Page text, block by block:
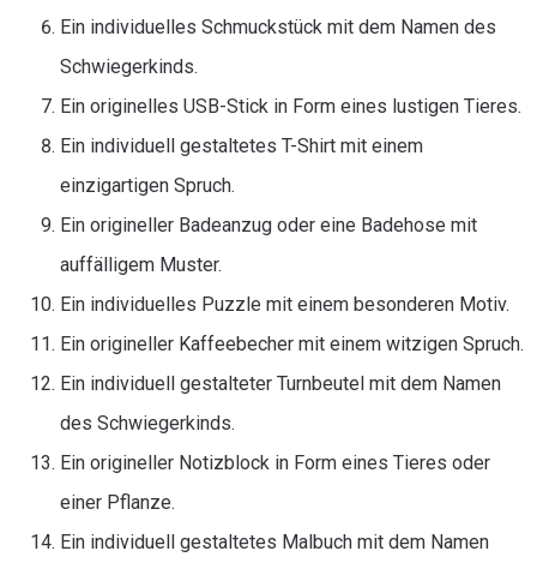
Ein individuelles Schmuckstück mit dem Namen des
Schwiegerkinds.
Ein originelles USB-Stick in Form eines lustigen Tieres.
Ein individuell gestaltetes T-Shirt mit einem
einzigartigen Spruch.
Ein origineller Badeanzug oder eine Badehose mit
auffälligem Muster.
Ein individuelles Puzzle mit einem besonderen Motiv.
Ein origineller Kaffeebecher mit einem witzigen Spruch.
Ein individuell gestalteter Turnbeutel mit dem Namen
des Schwiegerkinds.
Ein origineller Notizblock in Form eines Tieres oder
einer Pflanze.
Ein individuell gestaltetes Malbuch mit dem Namen